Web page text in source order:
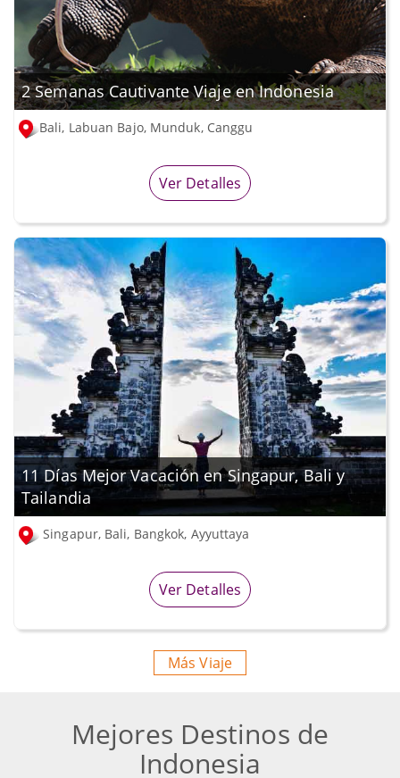
2 Semanas Cautivante Viaje en Indonesia
Bali, Labuan Bajo, Munduk, Canggu
Ver Detalles
11 Días Mejor Vacación en Singapur, Bali y
Tailandia
Singapur, Bali, Bangkok, Ayyuttaya
Ver Detalles
Más Viaje
Mejores Destinos de
Indonesia